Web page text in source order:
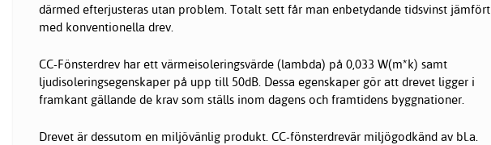
därmed efterjusteras utan problem. Totalt sett får man enbetydande tidsvinst jämfört
med konventionella drev.
CC-Fönsterdrev har ett värmeisoleringsvärde (lambda) på 0,033 W(m*k) samt
ljudisoleringsegenskaper på upp till 50dB. Dessa egenskaper gör att drevet ligger i
framkant gällande de krav som ställs inom dagens och framtidens byggnationer.
Drevet är dessutom en miljövänlig produkt. CC-fönsterdrevär miljögodkänd av bl.a.